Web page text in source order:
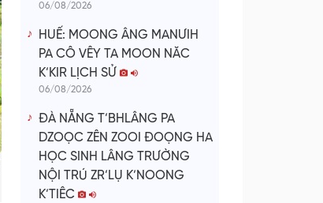
06/08/2026
HUẾ: MOONG ÂNG MANƯIH
PA CÔ VÊY TA MOON NĂC
K’KIR LỊCH SỬ
06/08/2026
ĐÀ NẴNG T’BHLÂNG PA
DZOỌC ZÊN ZOOI ĐOỌNG HA
HỌC SINH LÂNG TRƯỜNG
NỘI TRÚ ZR’LỤ K’NOONG
K’TIÊC